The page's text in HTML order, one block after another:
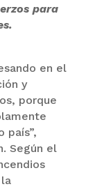
para
en el
y
porque
país”,
Según el